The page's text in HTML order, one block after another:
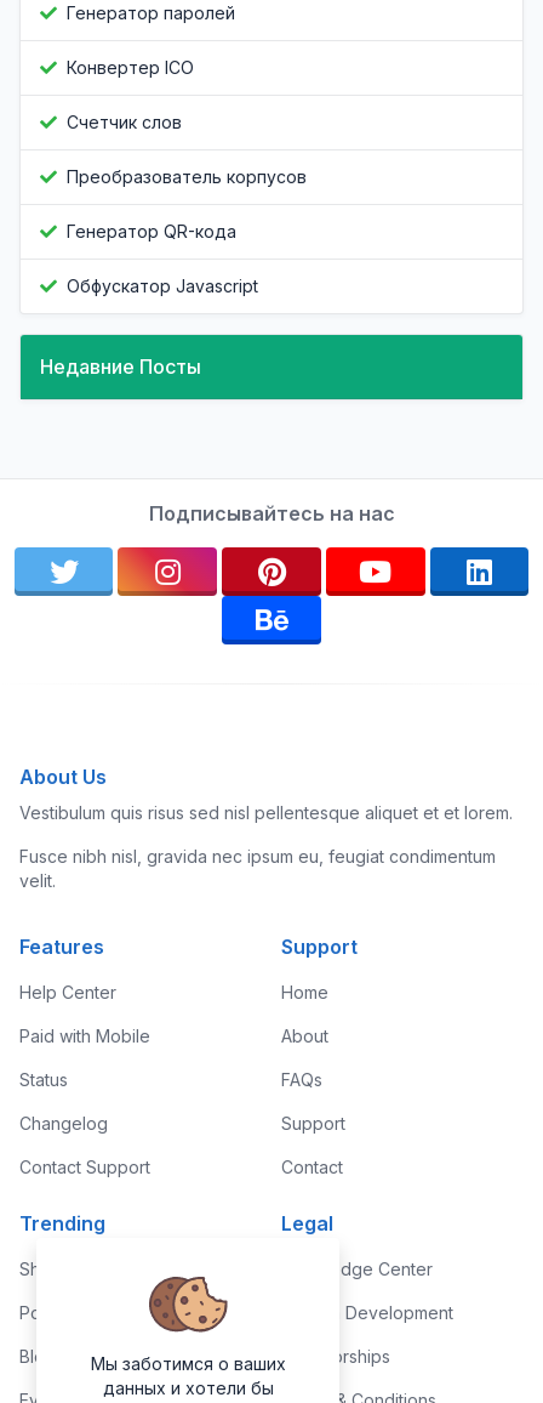
Генератор паролей
Конвертер ICO
Счетчик слов
Преобразователь корпусов
Генератор QR-кода
Обфускатор Javascript
Недавние Посты
Подписывайтесь на нас
About Us
Vestibulum quis risus sed nisl pellentesque aliquet et et lorem.
Fusce nibh nisl, gravida nec ipsum eu, feugiat condimentum
velit.
Features
Help Center
Paid with Mobile
Status
Changelog
Contact Support
Support
Home
About
FAQs
Support
Contact
Trending
Shop
Portfolio
Blog
Legal
Knowledge Center
Custom Development
Sponsorships
Мы заботимся о ваших
данных и хотели бы